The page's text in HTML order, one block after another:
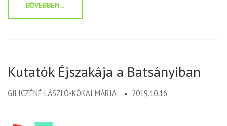
BŐVEBBEN...
Kutatók Éjszakája a Batsányiban
GILICZÉNÉ LÁSZLÓ-KÓKAI MÁRIA 2019.10.16.